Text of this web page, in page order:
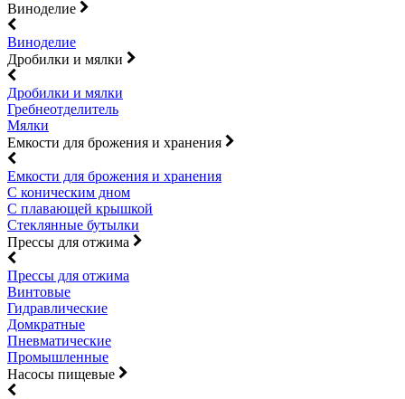
Виноделие
Виноделие
Дробилки и мялки
Дробилки и мялки
Гребнеотделитель
Мялки
Емкости для брожения и хранения
Емкости для брожения и хранения
С коническим дном
С плавающей крышкой
Стеклянные бутылки
Прессы для отжима
Прессы для отжима
Винтовые
Гидравлические
Домкратные
Пневматические
Промышленные
Насосы пищевые